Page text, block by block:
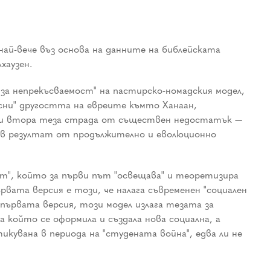
вече въз основа на данните на библейската
на пастирско-номадския модел,
другостта на евреите къмто Ханаан,
втора теза страда от съществен недостатък —
резултат от продължително и еволюционно
който за първи път "освещава" и теоретизира
версия е този, че налага съвременен "социален
версия, този модел излага тезата за
се оформила и създала нова социална, а
в периода на "студената война", едва ли не